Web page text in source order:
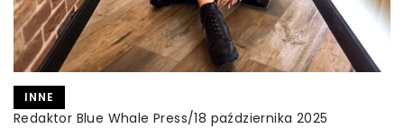
INNE
Redaktor Blue Whale Press/18 października 2024
INNE
Redaktor Blue Whale Press/18 października 2025
podkreślając jej elegancję i oryginalność.